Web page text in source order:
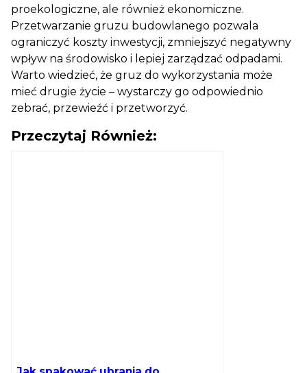
proekologiczne, ale również ekonomiczne.
Przetwarzanie gruzu budowlanego pozwala
ograniczyć koszty inwestycji, zmniejszyć negatywny
wpływ na środowisko i lepiej zarządzać odpadami.
Warto wiedzieć, że gruz do wykorzystania może
mieć drugie życie – wystarczy go odpowiednio
zebrać, przewieźć i przetworzyć.
Przeczytaj Również: